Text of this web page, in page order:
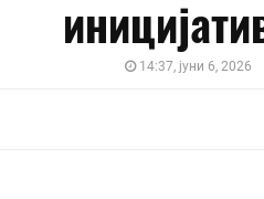
14:37, јуни 6, 2026